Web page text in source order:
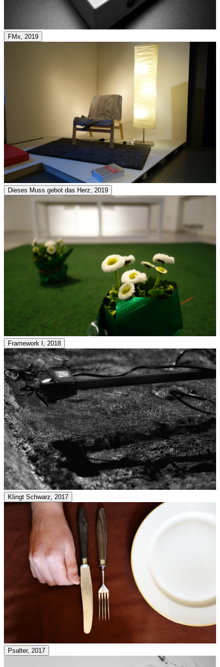
FMx, 2019
Dieses Muss gebot das Herz, 2019
Framework I, 2018
Klingt Schwarz, 2017
Psalter, 2017